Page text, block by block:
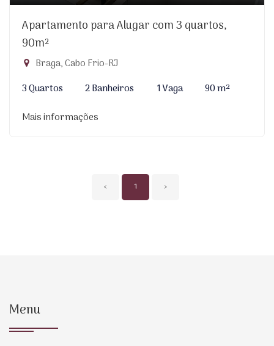
Apartamento para Alugar com 3 quartos,
90m²
Braga, Cabo Frio-RJ
3 Quartos
2 Banheiros 1 Vaga
90 m²
Mais informações
‹ 1 ›
Menu